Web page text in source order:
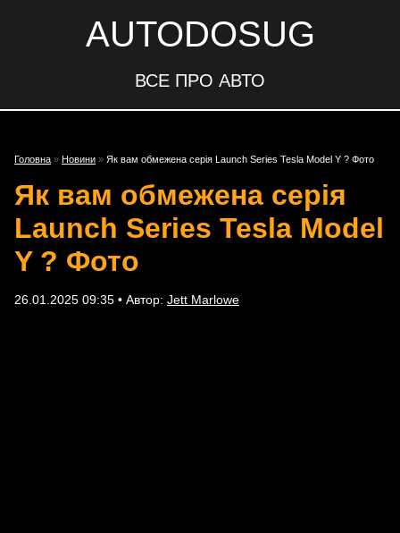
AUTODOSUG
ВСЕ ПРО АВТО
Головна » Новини » Як вам обмежена серія Launch Series Tesla Model Y ? Фото
Як вам обмежена серія
Launch Series Tesla Model
Y ? Фото
26.01.2025 09:35 • Автор: Jett Marlowe